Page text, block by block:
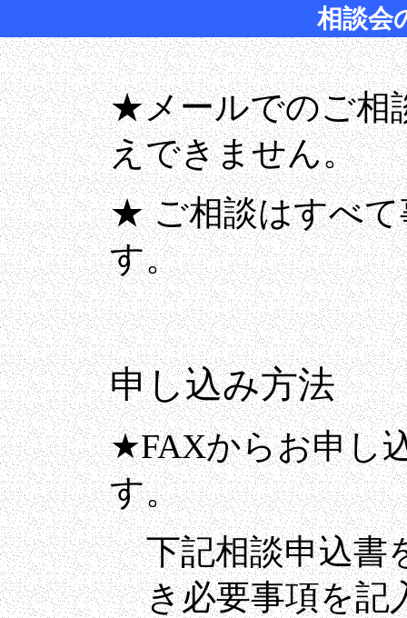
相談会
★メールでのご相
えできません。
★ ご相談はすべて
す。
申し込み方法
★FAXからお申し
す。
下記相談申込書
き必要事項を記